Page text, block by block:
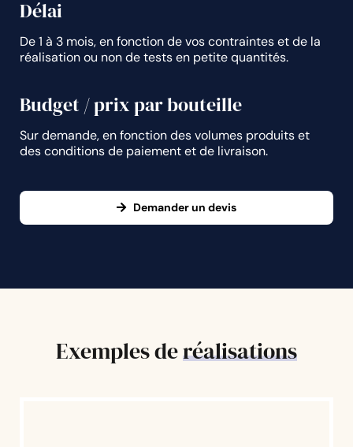
Délai
De 1 à 3 mois, en fonction de vos contraintes et de la
réalisation ou non de tests en petite quantités.
Budget / prix par bouteille
Sur demande, en fonction des volumes produits et
des conditions de paiement et de livraison.
Demander un devis
Exemples deréalisations